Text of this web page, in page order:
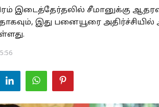
இடைத்தேர்தலில் சீமானுக்கு
இது பனையூரை